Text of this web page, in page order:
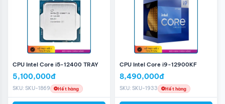
CPU Intel Core i5-12400 TRAY
5,100,000đ
SKU: SKU-1869 Hết hàng
CPU Intel Core i9-12900KF
8,490,000đ
SKU: SKU-1933 Hết hàng